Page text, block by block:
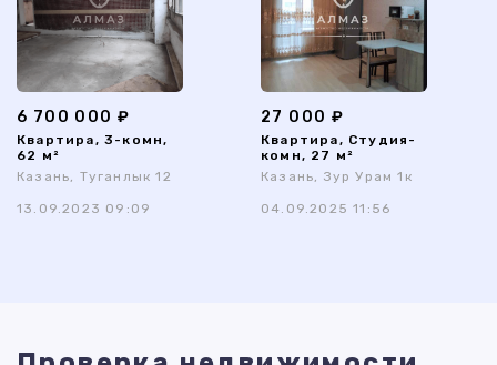
6 700 000 ₽
Квартира, 3-комн,
62 м²
Казань, Туганлык 12
13.09.2023 09:09
27 000 ₽
Квартира, Студия-
комн, 27 м²
Казань, Зур Урам 1к
04.09.2025 11:56